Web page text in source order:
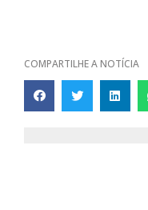
COMPARTILHE A NOTÍCIA